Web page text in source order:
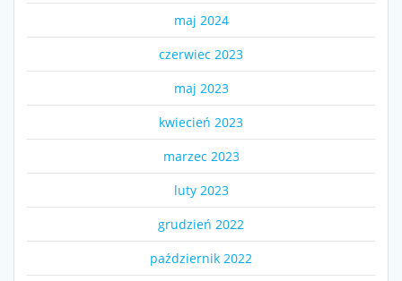
maj 2024
czerwiec 2023
maj 2023
kwiecień 2023
marzec 2023
luty 2023
grudzień 2022
październik 2022